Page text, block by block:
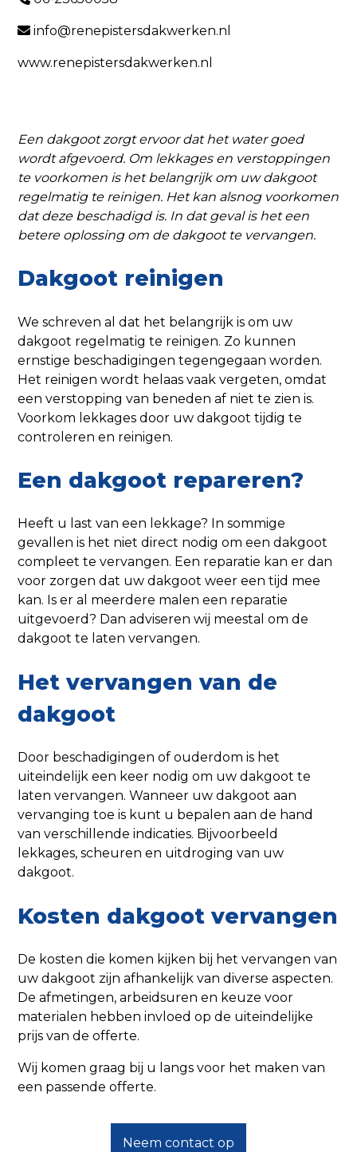
info@renepistersdakwerken.nl
www.renepistersdakwerken.nl
Een dakgoot zorgt ervoor dat het water goed
wordt afgevoerd. Om lekkages en verstoppingen
te voorkomen is het belangrijk om uw dakgoot
regelmatig te reinigen. Het kan alsnog voorkomen
dat deze beschadigd is. In dat geval is het een
betere oplossing om de dakgoot te vervangen.
Dakgoot reinigen
We schreven al dat het belangrijk is om uw
dakgoot regelmatig te reinigen. Zo kunnen
ernstige beschadigingen tegengegaan worden.
Het reinigen wordt helaas vaak vergeten, omdat
een verstopping van beneden af niet te zien is.
Voorkom lekkages door uw dakgoot tijdig te
controleren en reinigen.
Een dakgoot repareren?
Heeft u last van een lekkage? In sommige
gevallen is het niet direct nodig om een dakgoot
compleet te vervangen. Een reparatie kan er dan
voor zorgen dat uw dakgoot weer een tijd mee
kan. Is er al meerdere malen een reparatie
uitgevoerd? Dan adviseren wij meestal om de
dakgoot te laten vervangen.
Het vervangen van de
dakgoot
Door beschadigingen of ouderdom is het
uiteindelijk een keer nodig om uw dakgoot te
laten vervangen. Wanneer uw dakgoot aan
vervanging toe is kunt u bepalen aan de hand
van verschillende indicaties. Bijvoorbeeld
lekkages, scheuren en uitdroging van uw
dakgoot.
Kosten dakgoot vervangen
De kosten die komen kijken bij het vervangen van
uw dakgoot zijn afhankelijk van diverse aspecten.
De afmetingen, arbeidsuren en keuze voor
materialen hebben invloed op de uiteindelijke
prijs van de offerte.
Wij komen graag bij u langs voor het maken van
een passende offerte.
Neem contact op